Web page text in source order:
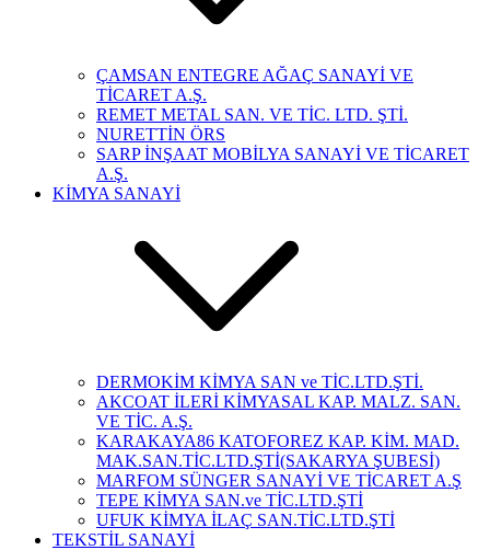
ÇAMSAN ENTEGRE AĞAÇ SANAYİ VE
TİCARET A.Ş.
REMET METAL SAN. VE TİC. LTD. ŞTİ.
NURETTİN ÖRS
SARP İNŞAAT MOBİLYA SANAYİ VE TİCARET
A.Ş.
KİMYA SANAYİ
DERMOKİM KİMYA SAN ve TİC.LTD.ŞTİ.
AKCOAT İLERİ KİMYASAL KAP. MALZ. SAN.
VE TİC. A.Ş.
KARAKAYA86 KATOFOREZ KAP. KİM. MAD.
MAK.SAN.TİC.LTD.ŞTİ(SAKARYA ŞUBESİ)
MARFOM SÜNGER SANAYİ VE TİCARET A.Ş
TEPE KİMYA SAN.ve TİC.LTD.ŞTİ
UFUK KİMYA İLAÇ SAN.TİC.LTD.ŞTİ
TEKSTİL SANAYİ